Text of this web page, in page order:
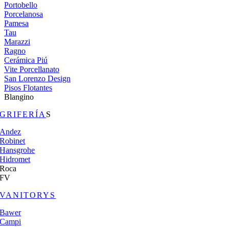
Portobello
Porcelanosa
Pamesa
Tau
Marazzi
Ragno
Cerámica Piú
Vite Porcellanato
San Lorenzo Design
Pisos Flotantes
Blangino
GRIFERÍA S
Andez
Robinet
Hansgrohe
Hidromet
Roca
FV
VANITORYS
Bawer
Campi